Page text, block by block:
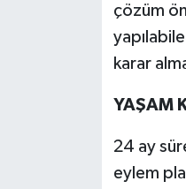
çözüm
karar
YAŞAM
24 ay
eylem